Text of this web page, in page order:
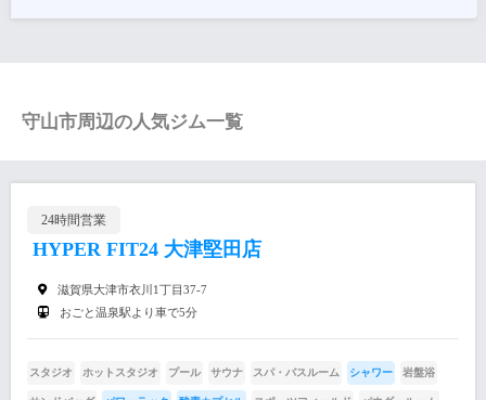
守山市周辺の人気ジム一覧
24時間営業
HYPER FIT24 大津堅田店
滋賀県大津市衣川1丁目37-7
おごと温泉駅より車で5分
スタジオ ホットスタジオ プール サウナ スパ・バスルーム シャワー 岩盤浴